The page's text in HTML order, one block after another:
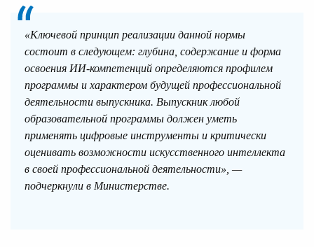
«Ключевой принцип реализации данной нормы
состоит в следующем: глубина, содержание и форма
освоения ИИ-компетенций определяются профилем
программы и характером будущей профессиональной
деятельности выпускника. Выпускник любой
образовательной программы должен уметь
применять цифровые инструменты и критически
оценивать возможности искусственного интеллекта
в своей профессиональной деятельности», —
подчеркнули в Министерстве.